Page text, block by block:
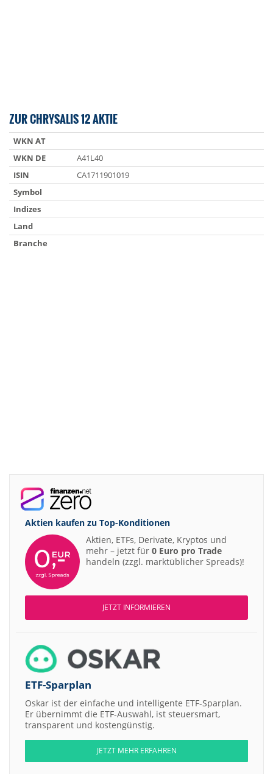
ZUR CHRYSALIS 12 AKTIE
WKN AT
WKN DE
A41L40
ISIN
CA1711901019
Symbol
Indizes
Land
Branche
Aktien kaufen zu Top-Konditionen
Aktien, ETFs, Derivate, Kryptos und
mehr – jetzt für 0 Euro pro Trade
handeln (zzgl. marktüblicher Spreads)!
JETZT INFORMIEREN
ETF-Sparplan
Oskar ist der einfache und intelligente ETF-Sparplan.
Er übernimmt die ETF-Auswahl, ist steuersmart,
transparent und kostengünstig.
JETZT MEHR ERFAHREN